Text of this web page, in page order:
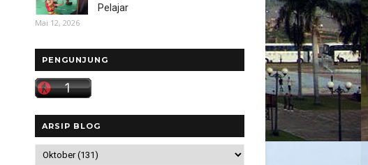
Pelajar
Mai 12, 2026
PENGUNJUNG
ARSIP BLOG